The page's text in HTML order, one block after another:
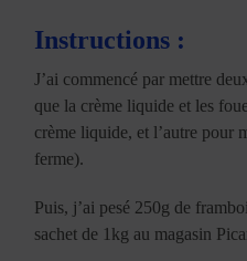
Instructions :
J’ai commencé par mettre
que la crème liquide et les
crème liquide, et l’autre pour
ferme).
Puis, j’ai pesé 250g de
sachet de 1kg au magasin